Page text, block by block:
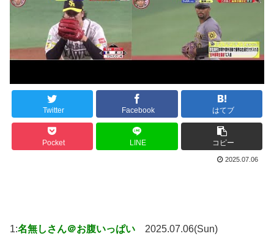
Twitter Facebook はてブ
Pocket LINE コピー
2025.07.06
1:名無しさん＠お腹いっぱい 2025.07.06(Sun)